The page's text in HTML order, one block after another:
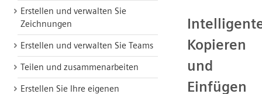
Erstellen und verwalten Sie
Zeichnungen
Erstellen und verwalten Sie Teams
Teilen und zusammenarbeiten
Erstellen Sie Ihre eigenen
Kopieren
und
Einfügen